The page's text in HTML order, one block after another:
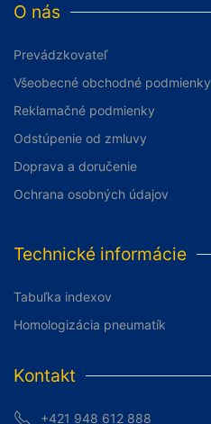
O nás
Prevádzkovateľ
Všeobecné obchodné podmienky
Reklamačné podmienky
Odstúpenie od zmluvy
Doprava a doručenie
Ochrana osobných údajov
Technické informácie
Tabuľka indexov
Homologizácia pneumatík
Kontakt
+421 948 612 888